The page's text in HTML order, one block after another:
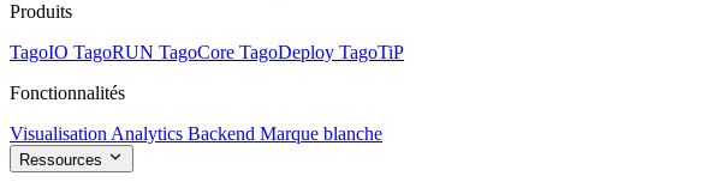
Produits
TagoIO TagoRUN TagoCore TagoDeploy TagoTiP
Fonctionnalités
Visualisation Analytics Backend Marque blanche
Ressources